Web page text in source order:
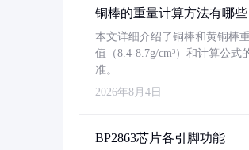
铜棒的重量计算方法有哪些
本文详细介绍了铜棒和黄铜棒
值（8.4-8.7g/cm³）和计算公
准。
2026年8月4日
BP2863芯片各引脚功能